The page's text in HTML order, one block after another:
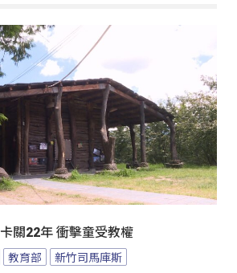
關22年 衝擊童受教權
教育部 新竹司馬庫斯